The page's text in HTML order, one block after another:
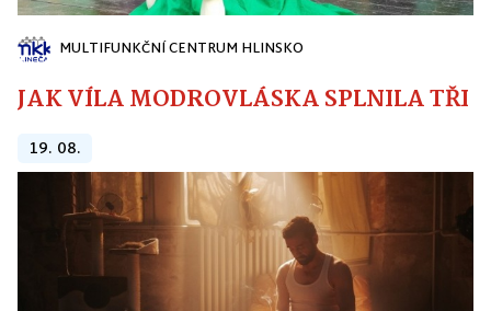
MULTIFUNKČNÍ CENTRUM HLINSKO
JAK VÍLA MODROVLÁSKA SPLNILA
19. 08.